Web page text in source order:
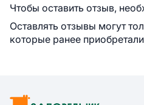
Чтобы оставить отзыв,
Оставлять отзывы могут
которые ранее